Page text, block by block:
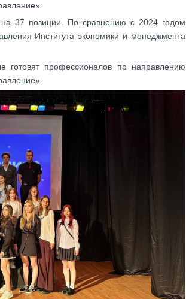
на 37 позиции. По сравнению с 2024 годом
Института экономики и менеджмента
готовят профессионалов по направлению